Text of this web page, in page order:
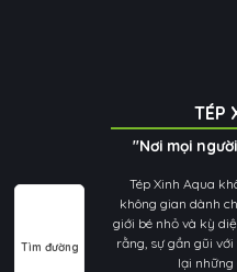
TÉP
"Nơi mọi
Tép Xinh Aqua
không gian dành
giới bé nhỏ và kỳ
rằng, sự gần gũi
lại những
Tìm đường